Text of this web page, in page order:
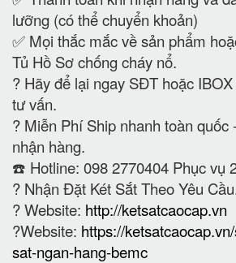
lưỡng (có thể chuyển khoản)
✅ Mọi thắc mắc về sản phẩm
Tủ Hồ Sơ chống cháy nổ.
? Hãy để lại ngay SĐT hoặc
tư vấn.
? Miễn Phí Ship nhanh toàn quốc
nhận hàng.
☎️ Hotline: 098 2770404 Phục vụ
? Nhận Đặt Két Sắt Theo Yêu
? Website: http://ketsatcaocap.vn
?Website: https://
sat-ngan-hang-bemc